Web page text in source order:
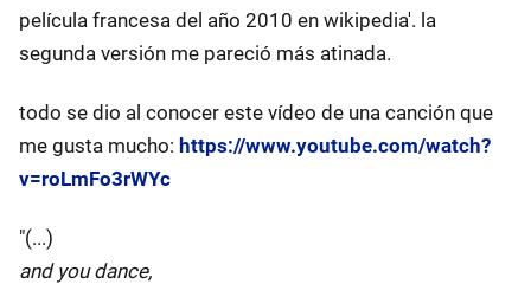
película francesa del año 2010 en wikipedia'. la
segunda versión me pareció más atinada.
todo se dio al conocer este vídeo de una canción que
me gusta mucho: https://www.youtube.com/watch?
v=roLmFo3rWYc
"(...)
and you dance,